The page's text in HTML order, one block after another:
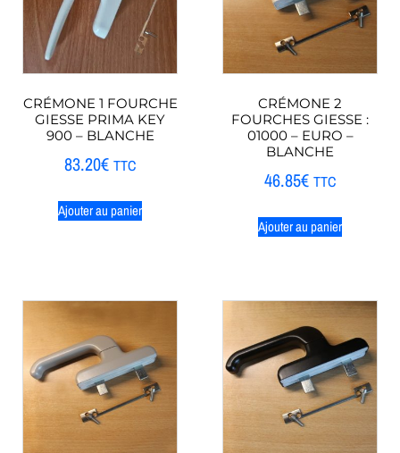
CRÉMONE 1 FOURCHE
GIESSE PRIMA KEY
900 – BLANCHE
83.20€ TTC
Ajouter au panier
CRÉMONE 2
FOURCHES GIESSE :
01000 – EURO –
BLANCHE
46.85€ TTC
Ajouter au panier